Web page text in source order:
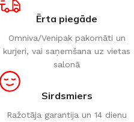
Ērta piegāde
Omniva/Venipak pakomāti un
kurjeri, vai saņemšana uz vietas
salonā
Sirdsmiers
Ražotāja garantija un 14 dienu